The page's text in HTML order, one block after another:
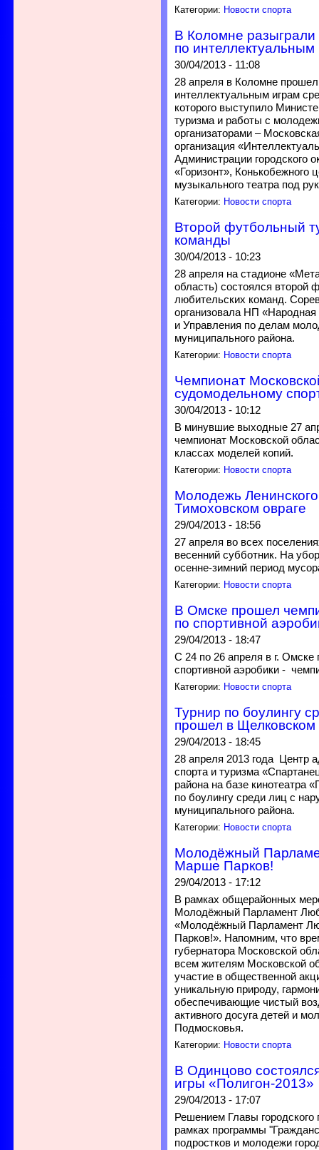
Категории: Новости спорта
В Коломне разыграли
по интеллектуальным
30/04/2013 - 11:08
28 апреля в Коломне
интеллектуальным играм
которого выступило
туризма и работы с
организаторами –
организация
Администрации городского
«Горизонт», Конькобежного
музыкального театра под
Категории: Новости спорта
Второй футбольный
команды
30/04/2013 - 10:23
28 апреля на стадионе
область) состоялся второй
любительских команд.
организовала НП
и Управления по делам
муниципального района.
Категории: Новости спорта
Чемпионат
судомодельному
30/04/2013 - 10:12
В минувшие выходные 27
чемпионат Московской
классах моделей копий.
Категории: Новости спорта
Молодежь
Тимоховском овраге
29/04/2013 - 18:56
27 апреля во всех
весенний субботник. На
осенне-зимний период
Категории: Новости спорта
В Омске прошел
по спортивной
29/04/2013 - 18:47
С 24 по 26 апреля в г.
спортивной аэробики -
Категории: Новости спорта
Турнир по боулингу
прошел в
29/04/2013 - 18:45
28 апреля 2013 года Центр
спорта и туризма
района на базе кинотеатра
по боулингу среди лиц с
муниципального района.
Категории: Новости спорта
Молодёжный
Марше Парков!
29/04/2013 - 17:12
В рамках общерайонных
Молодёжный Парламент
«Молодёжный Парламент
Парков!». Напомним, что
губернатора Московской
всем жителям Московской
участие в общественной
уникальную природу,
обеспечивающие чистый
активного досуга детей и
Подмосковья.
Категории: Новости спорта
В Одинцово
игры «Полигон-2013»
29/04/2013 - 17:07
Решением Главы
рамках программы
подростков и молодежи